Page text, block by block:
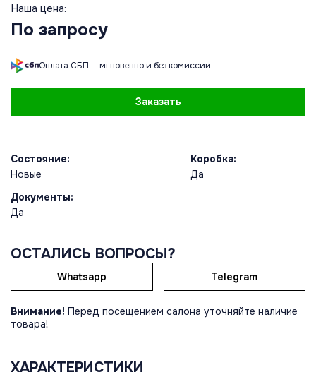
Наша цена:
По запросу
Оплата СБП — мгновенно и без комиссии
Заказать
Состояние:
Новые
Коробка:
Да
Документы:
Да
ОСТАЛИСЬ ВОПРОСЫ?
Whatsapp Telegram
Внимание! Перед посещением салона уточняйте наличие
товара!
ХАРАКТЕРИСТИКИ